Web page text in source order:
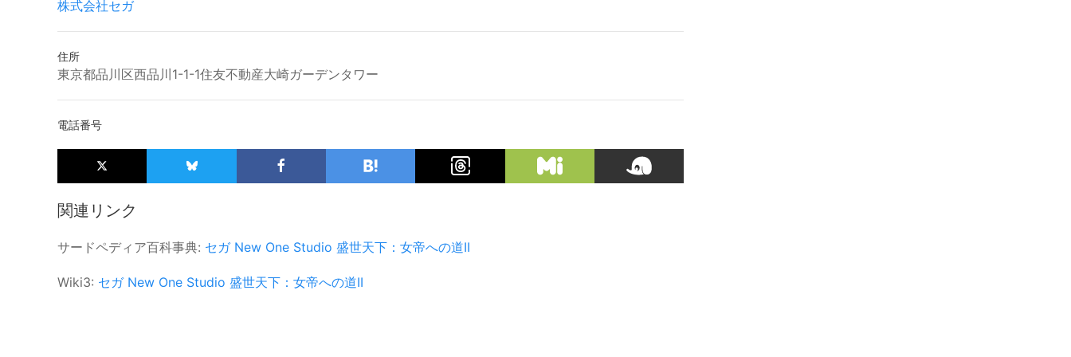
株式会社セガ
住所
東京都品川区西品川1-1-1住友不動産大崎ガーデンタワー
電話番号
関連リンク
サードペディア百科事典: セガ New One Studio 盛世天下：女帝への道II
Wiki3: セガ New One Studio 盛世天下：女帝への道II